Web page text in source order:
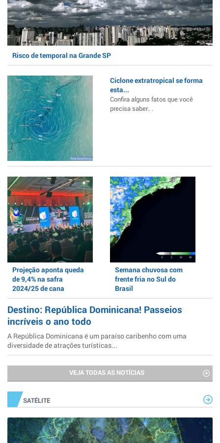
Risco de temporal na Grande SP
Ciclone extratropical se forma
esta...
Confira alguns fatos que você
precisa saber.. .
Projeção aponta queda
de 9,4% na safra
2024/25 de cana
Semana chuvosa com
frente fria no Sul do
Brasil
Destino: República Dominicana! Passeios
incríveis o ano todo
A República Dominicana é um paraíso caribenho com uma
diversidade de atrações turísticas...
VEJA TODAS AS NOTÍCIAS
SATÉLITE